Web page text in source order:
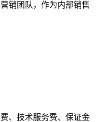
销团队，作为内部销售
、技术服务费、保证金